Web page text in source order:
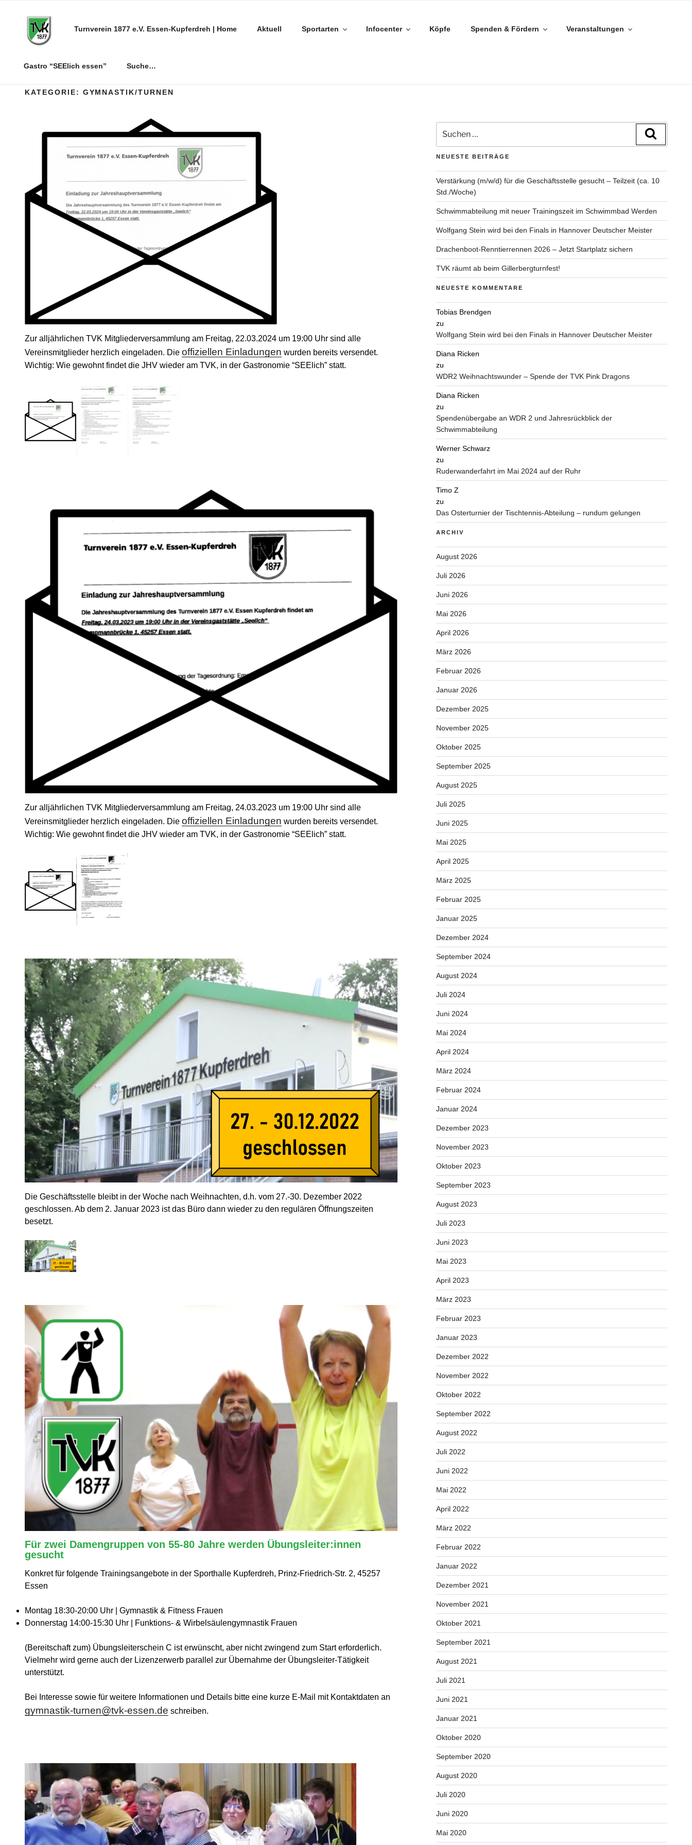
Turnverein 1877 e.V. Essen-Kupferdreh | Home Aktuell Sportarten Infocenter Köpfe Spenden & Fördern Veranstaltungen
Gastro “SEElich essen” Suche…
KATEGORIE: GYMNASTIK/TURNEN
Zur alljährlichen TVK Mitgliederversammlung am Freitag, 22.03.2024 um 19:00 Uhr sind alle
Vereinsmitglieder herzlich eingeladen. Die offiziellen Einladungen wurden bereits versendet.
Wichtig: Wie gewohnt findet die JHV wieder am TVK, in der Gastronomie “SEElich” statt.
Zur alljährlichen TVK Mitgliederversammlung am Freitag, 24.03.2023 um 19:00 Uhr sind alle
Vereinsmitglieder herzlich eingeladen. Die offiziellen Einladungen wurden bereits versendet.
Wichtig: Wie gewohnt findet die JHV wieder am TVK, in der Gastronomie “SEElich” statt.
Die Geschäftsstelle bleibt in der Woche nach Weihnachten, d.h. vom 27.-30. Dezember 2022
geschlossen. Ab dem 2. Januar 2023 ist das Büro dann wieder zu den regulären Öffnungszeiten
besetzt.
Für zwei Damengruppen von 55-80 Jahre werden Übungsleiter:innen
gesucht
Konkret für folgende Trainingsangebote in der Sporthalle Kupferdreh, Prinz-Friedrich-Str. 2, 45257
Essen
Montag 18:30-20:00 Uhr | Gymnastik & Fitness Frauen
Donnerstag 14:00-15:30 Uhr | Funktions- & Wirbelsäulengymnastik Frauen
(Bereitschaft zum) Übungsleiterschein C ist erwünscht, aber nicht zwingend zum Start erforderlich.
Vielmehr wird gerne auch der Lizenzerwerb parallel zur Übernahme der Übungsleiter-Tätigkeit
unterstützt.
Bei Interesse sowie für weitere Informationen und Details bitte eine kurze E-Mail mit Kontaktdaten an
gymnastik-turnen@tvk-essen.de schreiben.
nach:
NEUESTE BEITRÄGE
Verstärkung (m/w/d) für die Geschäftsstelle gesucht – Teilzeit (ca. 10
Std./Woche)
Schwimmabteilung mit neuer Trainingszeit im Schwimmbad Werden
Wolfgang Stein wird bei den Finals in Hannover Deutscher Meister
Drachenboot-Renntierrennen 2026 – Jetzt Startplatz sichern
TVK räumt ab beim Gillerbergturnfest!
NEUESTE KOMMENTARE
Tobias Brendgen
zu
Wolfgang Stein wird bei den Finals in Hannover Deutscher Meister
Diana Ricken
zu
WDR2 Weihnachtswunder – Spende der TVK Pink Dragons
Diana Ricken
zu
Spendenübergabe an WDR 2 und Jahresrückblick der
Schwimmabteilung
Werner Schwarz
zu
Ruderwanderfahrt im Mai 2024 auf der Ruhr
Timo Z
zu
Das Osterturnier der Tischtennis-Abteilung – rundum gelungen
ARCHIV
August 2026
Juli 2026
Juni 2026
Mai 2026
April 2026
März 2026
Februar 2026
Januar 2026
Dezember 2025
November 2025
Oktober 2025
September 2025
August 2025
Juli 2025
Juni 2025
Mai 2025
April 2025
März 2025
Februar 2025
Januar 2025
Dezember 2024
September 2024
August 2024
Juli 2024
Juni 2024
Mai 2024
April 2024
März 2024
Februar 2024
Januar 2024
Dezember 2023
November 2023
Oktober 2023
September 2023
August 2023
Juli 2023
Juni 2023
Mai 2023
April 2023
März 2023
Februar 2023
Januar 2023
Dezember 2022
November 2022
Oktober 2022
September 2022
August 2022
Juli 2022
Juni 2022
Mai 2022
April 2022
März 2022
Februar 2022
Januar 2022
Dezember 2021
November 2021
Oktober 2021
September 2021
August 2021
Juli 2021
Juni 2021
Januar 2021
Oktober 2020
September 2020
August 2020
Juli 2020
Juni 2020
Mai 2020